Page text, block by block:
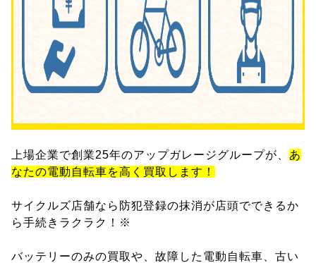
上場企業で創業25年のアップガレージグループが、 あ
なたの電動自転車を高く買取します！
サイクルズ店舗なら防犯登録の抹消が店頭でできるか
ら手続きラクラク！※
バッテリーのみの買取や、故障した電動自転車、古い